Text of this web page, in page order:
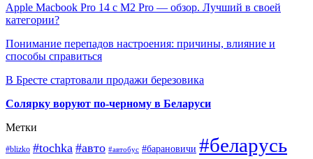
Apple Macbook Pro 14 с M2 Pro — обзор. Лучший в своей
категории?
Понимание перепадов настроения: причины, влияние и
способы справиться
В Бресте стартовали продажи березовика
Солярку воруют по-черному в Беларуси
Метки
#blizko #tochka #авто #автобус #барановичи #беларусь